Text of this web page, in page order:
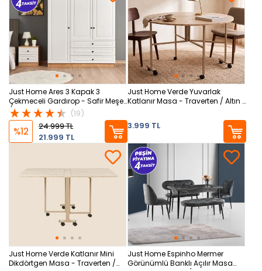
Just Home Ares 3 Kapak 3
Çekmeceli Gardırop - Safir Meşe
/ Beyaz
(19)
%12
24.999 TL
21.999 TL
Just Home Verde Yuvarlak
Katlanır Masa - Traverten / Altın -
3.999 TL
Just Home Verde Katlanır Mini
Dikdörtgen Masa - Traverten /
Just Home Espinho Mermer
Görünümlü Banklı Açılır Masa